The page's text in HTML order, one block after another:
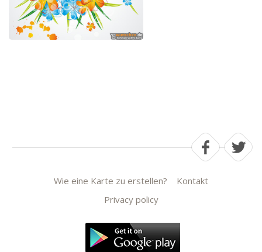
Wie eine Karte zu erstellen?
Kontakt
Privacy policy